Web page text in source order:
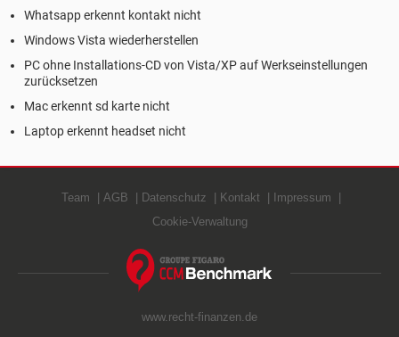
Whatsapp erkennt kontakt nicht
Windows Vista wiederherstellen
PC ohne Installations-CD von Vista/XP auf Werkseinstellungen
zurücksetzen
Mac erkennt sd karte nicht
Laptop erkennt headset nicht
Team AGB Datenschutz Kontakt
Impressum
Cookie-Verwaltung
www.recht-finanzen.de